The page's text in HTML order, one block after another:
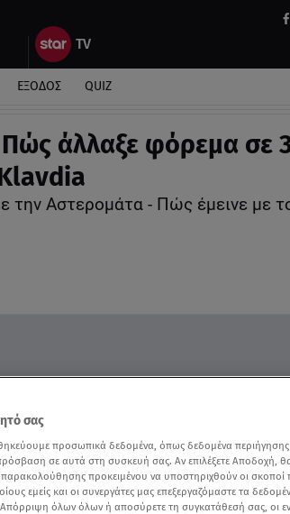
ΕΞΟΔΟΣ QUIZ
άλλαξε φόρεμα σε
την Αστερομάτα - Πώς έμεινε με
σας
προσωπικά δεδομένα, όπως δεδομένα
σε αυτά στη συσκευή σας. Αν επιλέξετε Αποδοχή,
παρακολούθησης προκειμένου να υποστηριχθούν οι σκοποί
εμείς και οι συνεργάτες μας επεξεργαζόμαστε τα
Απόρριψη όλων όλων ή αποσύρετε τη συγκατάθεσή σας, οι